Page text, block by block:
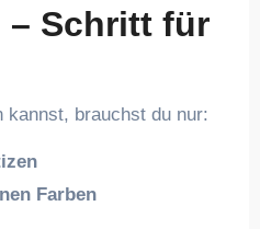
Schritt für
kannst, brauchst du nur:
Farben